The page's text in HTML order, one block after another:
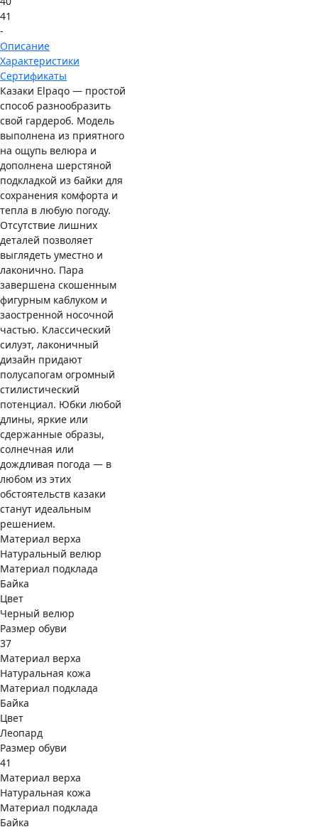
41
-
Описание
Характеристики
Сертификаты
Казаки Elpaqo — простой
способ разнообразить
свой гардероб. Модель
выполнена из приятного
на ощупь велюра и
дополнена шерстяной
подкладкой из байки для
сохранения комфорта и
тепла в любую погоду.
Отсутствие лишних
деталей позволяет
выглядеть уместно и
лаконично. Пара
завершена скошенным
фигурным каблуком и
заостренной носочной
частью. Классический
силуэт, лаконичный
дизайн придают
полусапогам огромный
стилистический
потенциал. Юбки любой
длины, яркие или
сдержанные образы,
солнечная или
дождливая погода — в
любом из этих
обстоятельств казаки
станут идеальным
решением.
Материал верха
Натуральный велюр
Материал подклада
Байка
Цвет
Черный велюр
Размер обуви
37
Материал верха
Натуральная кожа
Материал подклада
Байка
Цвет
Леопард
Размер обуви
41
Материал верха
Натуральная кожа
Материал подклада
Байка